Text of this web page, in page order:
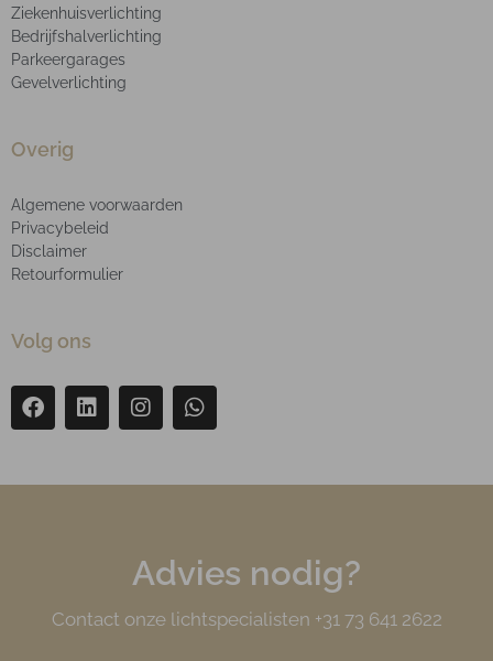
Ziekenhuisverlichting
Bedrijfshalverlichting
Parkeergarages
Gevelverlichting
Overig
Algemene voorwaarden
Privacybeleid
Disclaimer
Retourformulier
Volg ons
Advies nodig?
Contact onze lichtspecialisten +31 73 641 2622